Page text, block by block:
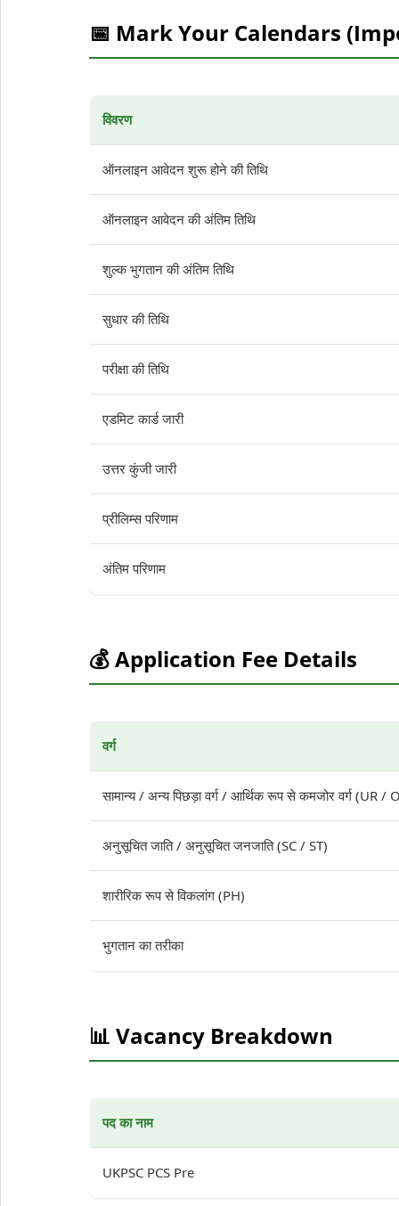
📅 Mark Your Calendars
विवरण
ऑनलाइन आवेदन शुरू होने की तिथि
ऑनलाइन आवेदन की अंतिम तिथि
शुल्क भुगतान की अंतिम तिथि
सुधार की तिथि
परीक्षा की तिथि
एडमिट कार्ड जारी
उत्तर कुंजी जारी
प्रीलिम्स परिणाम
अंतिम परिणाम
💰 Application Fee Details
वर्ग
सामान्य / अन्य पिछड़ा वर्ग / आर्थिक रूप से कमजोर वर्ग (UR /
अनुसूचित जाति / अनुसूचित जनजाति (SC / ST)
शारीरिक रूप से विकलांग (PH)
भुगतान का तरीका
📊 Vacancy Breakdown
पद का नाम
UKPSC PCS Pre